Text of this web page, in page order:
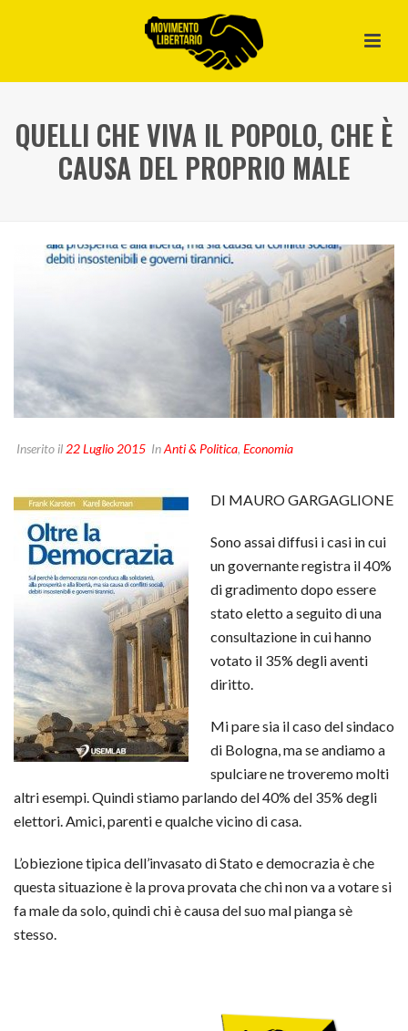
QUELLI CHE VIVA IL POPOLO, CHE È
CAUSA DEL PROPRIO MALE
Inserito il 22 Luglio 2015 InAnti & Politica, Economia
DI MAURO GARGAGLIONE
Sono assai diffusi i casi in cui
un governante registra il 40%
di gradimento dopo essere
stato eletto a seguito di una
consultazione in cui hanno
votato il 35% degli aventi
diritto.
Mi pare sia il caso del sindaco
di Bologna, ma se andiamo a
spulciare ne troveremo molti
altri esempi. Quindi stiamo parlando del 40% del 35% degli
elettori. Amici, parenti e qualche vicino di casa.
L’obiezione tipica dell’invasato di Stato e democrazia è che
questa situazione è la prova provatache chi non va a votare si
fa male da solo, quindi chi è causa del suo mal pianga sè
stesso.